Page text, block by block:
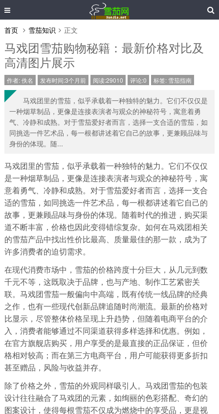
首页 雪茄知识 正文
马戏团雪茄购物秘籍：最新价格对比及
高清图片展示
作者:佚名 发布时间:3个月前 阅读:29010 评论:0 标签: 雪茄指南
马戏团里的雪茄，似乎承载着一种独特的魅力。它们不仅仅是
一种烟草制品，更像是连接表演者与观众的神秘符号，寓意着勇
气、冷静和成熟。对于雪茄爱好者而言，选择一支合适的雪茄，如
同挑选一件艺术品，每一根都讲述着它自己的故事，更兼顾品味与
身份的体现。随...
马戏团里的雪茄，似乎承载着一种独特的魅力。它们不仅仅
是一种烟草制品，更像是连接表演者与观众的神秘符号，寓
意着勇气、冷静和成熟。对于雪茄爱好者而言，选择一支合
适的雪茄，如同挑选一件艺术品，每一根都讲述着它自己的
故事，更兼顾品味与身份的体现。随着时代的推进，购买渠
道不断丰富，价格也因此变得错综复杂。如何在马戏团相关
的雪茄产品中找出性价比最高、质量最佳的那一款，成为了
许多消费者的迫切需求。
在现代消费市场中，雪茄的价格跨度十分巨大，从几元到数
千元不等，这既取决于品牌，也与产地、制作工艺紧密关
联。马戏团雪茄一般偏向中高端，既有传统一线品牌的经典
之作，也有一些现代创新品牌追随时尚潮流。最新的价格对
比显示，尽管整体价格呈现上升趋势，但随着电商平台的介
入，消费者能够通过不同渠道获得多样选择和优惠。例如，
在官方旗舰店购买，用户享受的是最直接的正品保证，但价
格相对较高；而在第三方电商平台，用户可能获得更多折扣
甚至赠品，风险与收益并存。
除了价格之外，雪茄的外观同样吸引人。马戏团雪茄的包装
设计往往融合了马戏团的元素，如绚丽的色彩搭配、奇幻的
图案设计，使得每根雪茄不仅成为燃烧中的享受品，更是视